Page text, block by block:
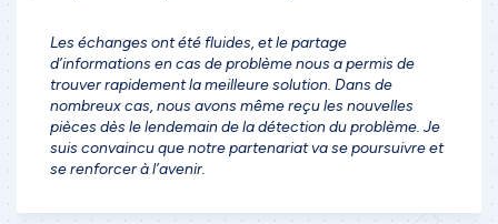
Les échanges ont été fluides, et le partage
d’informations en cas de problème nous a permis de
trouver rapidement la meilleure solution. Dans de
nombreux cas, nous avons même reçu les nouvelles
pièces dès le lendemain de la détection du problème. Je
suis convaincu que notre partenariat va se poursuivre et
se renforcer à l’avenir.